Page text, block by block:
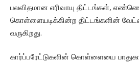
பலவிதமான எரிவாயு திட்டங்கள்,
கொள்ளையடிக்கின்ற திட்டங்களின்
வருகிறது.
கார்ப்பரேட்டுகளின் கொள்ளையை